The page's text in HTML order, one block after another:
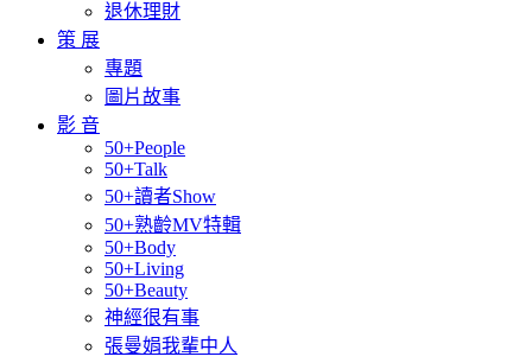
退休理財
策 展
專題
圖片故事
影 音
50+People
50+Talk
50+讀者Show
50+熟齡MV特輯
50+Body
50+Living
50+Beauty
神經很有事
張曼娟我輩中人